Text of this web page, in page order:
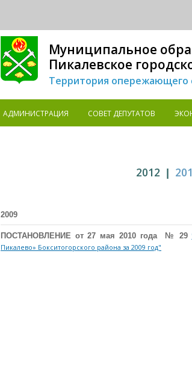
Муниципальное
Пикалевское
Территория опережающего
АДМИНИСТРАЦИЯ СОВЕТ ДЕПУТАТОВ
2012 |
2009
ПОСТАНОВЛЕНИЕ от 27 мая 2010 года № 29
Пикалево» Бокситогорского района за 2009 год"